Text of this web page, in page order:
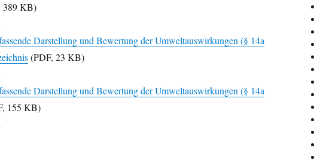
389 KB)
Darstellung und Bewertung der Umweltauswirkungen (§ 14a
(PDF, 23 KB)
Darstellung und Bewertung der Umweltauswirkungen (§ 14a
155 KB)